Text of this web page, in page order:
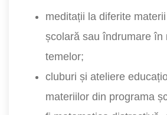
meditații la diferite
școlară sau îndrumare în
temelor;
cluburi și ateliere
materiilor din programa